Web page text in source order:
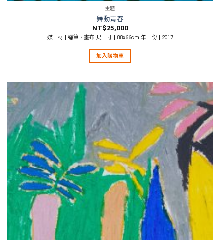
主題
舞動青春
NT$25,000
媒 材 | 蠟筆、畫布 尺 寸 | 88x66cm 年 份 | 2017
加入購物車